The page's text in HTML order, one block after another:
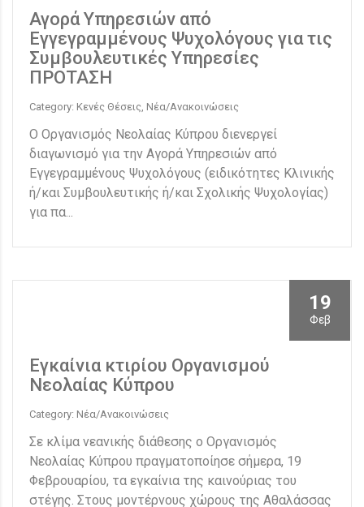
Αγορά Υπηρεσιών από
Εγγεγραμμένους Ψυχολόγους για τις
Συμβουλευτικές Υπηρεσίες
ΠΡΟΤΑΣΗ
Category: Κενές Θέσεις, Νέα/Ανακοινώσεις
Ο Οργανισμός Νεολαίας Κύπρου διενεργεί
διαγωνισμό για την Αγορά Υπηρεσιών από
Εγγεγραμμένους Ψυχολόγους (ειδικότητες Κλινικής
ή/και Συμβουλευτικής ή/και Σχολικής Ψυχολογίας)
για πα...
19
Φεβ
Εγκαίνια κτιρίου Οργανισμού
Νεολαίας Κύπρου
Category: Νέα/Ανακοινώσεις
Σε κλίμα νεανικής διάθεσης ο Οργανισμός
Νεολαίας Κύπρου πραγματοποίησε σήμερα, 19
Φεβρουαρίου, τα εγκαίνια της καινούριας του
στέγης. Στους μοντέρνους χώρους της Αθαλάσσας